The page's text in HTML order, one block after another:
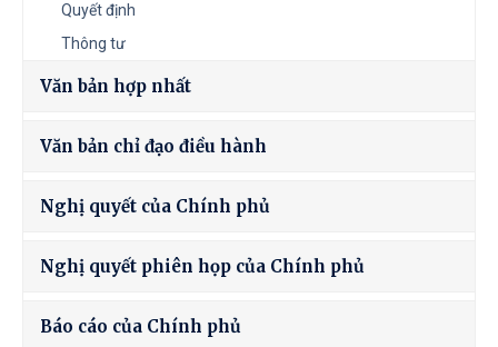
Quyết định
Thông tư
Văn bản hợp nhất
Văn bản chỉ đạo điều hành
Nghị quyết của Chính phủ
Nghị quyết phiên họp của Chính phủ
Báo cáo của Chính phủ